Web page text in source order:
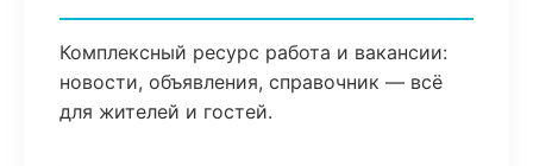
Комплексный ресурс работа и вакансии:
новости, объявления, справочник — всё
для жителей и гостей.